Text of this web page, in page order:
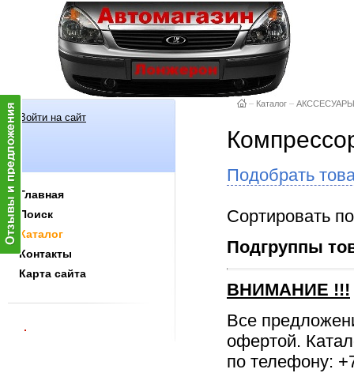
Войти на сайт
Главная
Поиск
Каталог
Контакты
Карта сайта
– Каталог – АКССЕСУАРЫ
Подобрать
Сортировать
Подгруппы
ВНИМАНИЕ !!!
Все
офертой.
по телефону: